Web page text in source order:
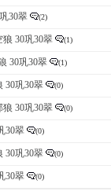
30翠 (2)
30巩30翠 (1)
30巩30翠 (1)
30巩30翠 (0)
30巩30翠 (0)
30翠 (0)
30巩30翠 (0)
30翠 (0)